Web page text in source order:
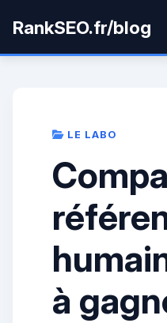
RankSEO.fr/blog
LE LABO
à